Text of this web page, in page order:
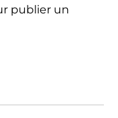
publier un